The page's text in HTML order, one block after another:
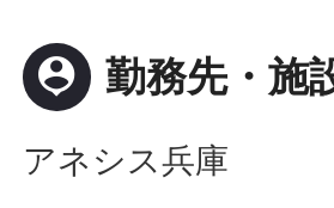
person_pin 勤務先・施
アネシス兵庫